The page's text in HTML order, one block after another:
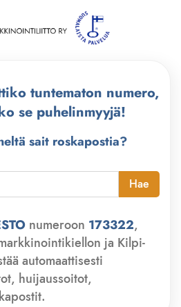
tuntematon numero,
se puhelinmyyjä!
sait roskapostia?
Hae
numeroon 173322,
ja Kilpi-
automaattisesti
huijaussoitot,